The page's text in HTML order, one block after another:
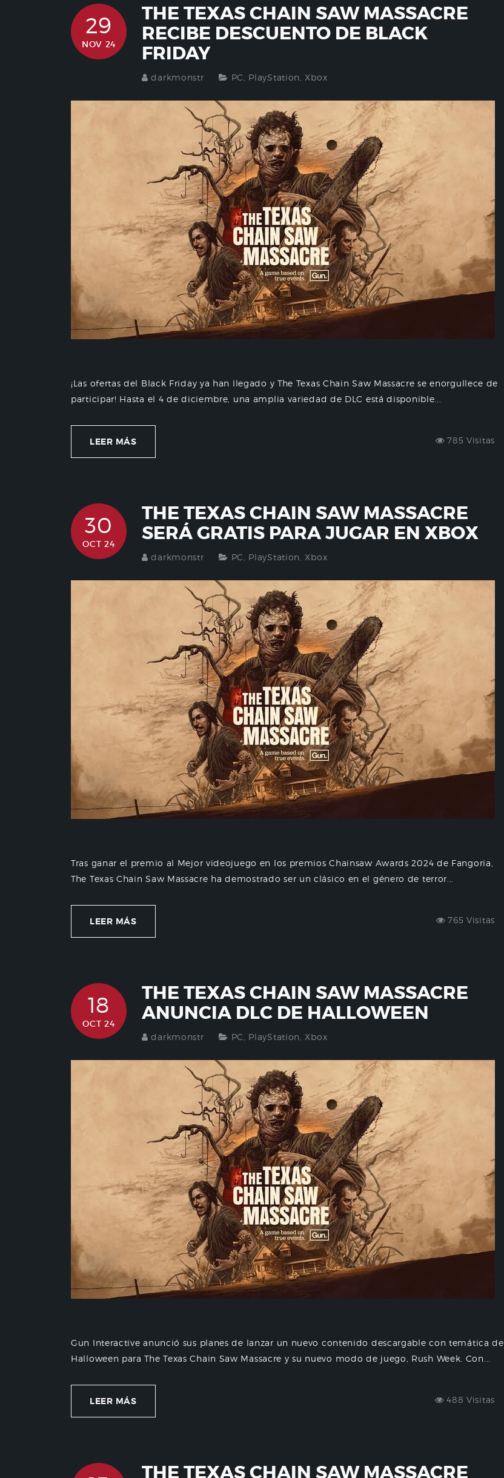
29
NOV 24
THE TEXAS CHAIN SAW MASSACRE
RECIBE DESCUENTO DE BLACK
FRIDAY
darkmonstr PC PlayStation Xbox
¡Las ofertas del Black Friday ya han llegado y The Texas Chain Saw Massacre se enorgullece de
participar! Hasta el 4 de diciembre, una amplia variedad de DLC está disponible...
LEER MÁS 785 Visitas
30
OCT 24
THE TEXAS CHAIN SAW MASSACRE
SERÁ GRATIS PARA JUGAR EN XBOX
darkmonstr PC PlayStation Xbox
Tras ganar el premio al Mejor videojuego en los premios Chainsaw Awards 2024 de Fangoria,
The Texas Chain Saw Massacre ha demostrado ser un clásico en el género de terror...
LEER MÁS 765 Visitas
18
OCT 24
THE TEXAS CHAIN SAW MASSACRE
ANUNCIA DLC DE HALLOWEEN
darkmonstr PC PlayStation Xbox
Gun Interactive anunció sus planes de lanzar un nuevo contenido descargable con temática de
Halloween para The Texas Chain Saw Massacre y su nuevo modo de juego, Rush Week. Con...
LEER MÁS 488 Visitas
THE TEXAS CHAIN SAW MASSACRE